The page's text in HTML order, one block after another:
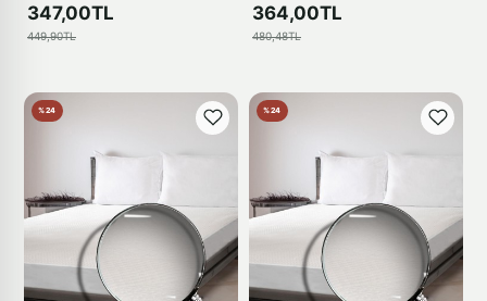
347,00TL
449,90TL
364,00TL
480,48TL
%24 %24